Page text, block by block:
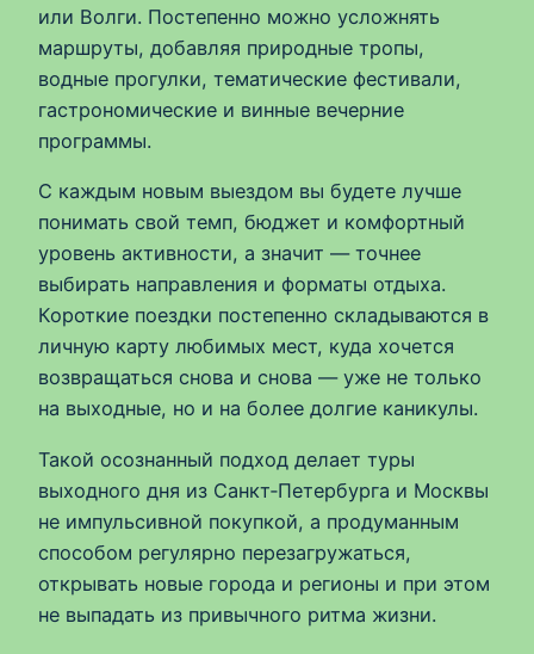
или Волги. Постепенно можно усложнять
маршруты, добавляя природные тропы,
водные прогулки, тематические фестивали,
гастрономические и винные вечерние
программы.
С каждым новым выездом вы будете лучше
понимать свой темп, бюджет и комфортный
уровень активности, а значит — точнее
выбирать направления и форматы отдыха.
Короткие поездки постепенно складываются в
личную карту любимых мест, куда хочется
возвращаться снова и снова — уже не только
на выходные, но и на более долгие каникулы.
Такой осознанный подход делает туры
выходного дня из Санкт‑Петербурга и Москвы
не импульсивной покупкой, а продуманным
способом регулярно перезагружаться,
открывать новые города и регионы и при этом
не выпадать из привычного ритма жизни.